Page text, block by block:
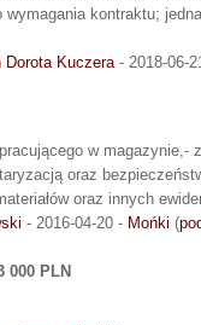
kontraktu;
Dorota Kuczera- 2018-06-
w magazynie,-
oraz
oraz innych
- 2016-04-20 - Mońki (
000 PLN